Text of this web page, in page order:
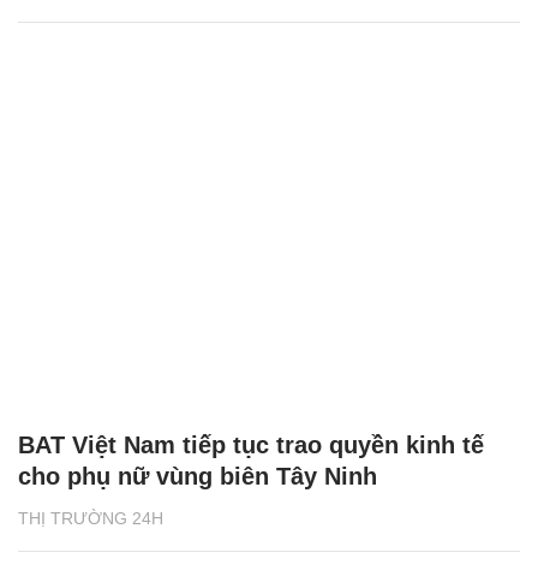
THỊ TRƯỜNG 24H
BAT Việt Nam tiếp tục trao quyền kinh tế
cho phụ nữ vùng biên Tây Ninh